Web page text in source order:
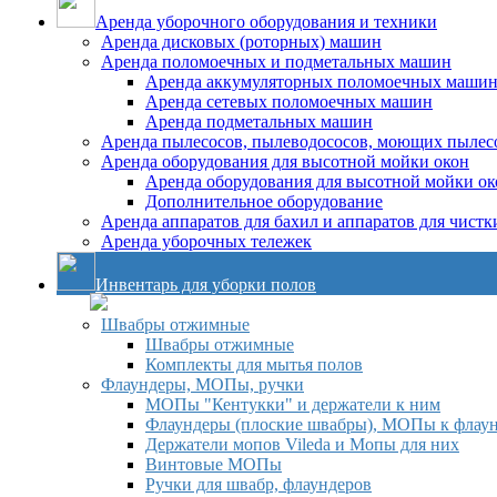
Аренда уборочного оборудования и техники
Аренда дисковых (роторных) машин
Аренда поломоечных и подметальных машин
Аренда аккумуляторных поломоечных машин
Аренда сетевых поломоечных машин
Аренда подметальных машин
Аренда пылесосов, пылеводососов, моющих
Аренда оборудования для высотной мойки окон
Аренда оборудования для высотной мойки
Дополнительное оборудование
Аренда аппаратов для бахил и аппаратов для
Аренда уборочных тележек
Инвентарь для уборки полов
Швабры отжимные
Швабры отжимные
Комплекты для мытья полов
Флаундеры, МОПы, ручки
МОПы "Кентукки" и держатели к ним
Флаундеры (плоские швабры), МОПы к
Держатели мопов Vileda и Мопы для них
Винтовые МОПы
Ручки для швабр, флаундеров